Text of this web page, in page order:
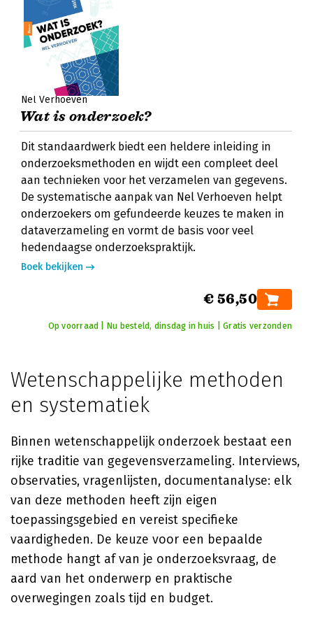
Nel Verhoeven
Wat is onderzoek?
Dit standaardwerk biedt een heldere inleiding in
onderzoeksmethoden en wijdt een compleet deel
aan technieken voor het verzamelen van gegevens.
De systematische aanpak van Nel Verhoeven helpt
onderzoekers om gefundeerde keuzes te maken in
dataverzameling en vormt de basis voor veel
hedendaagse onderzoekspraktijk.
Boek bekijken
€ 56,50
Op voorraad | Nu besteld, dinsdag in huis | Gratis verzonden
Wetenschappelijke methoden
en systematiek
Binnen wetenschappelijk onderzoek bestaat een
rijke traditie van gegevensverzameling. Interviews,
observaties, vragenlijsten, documentanalyse: elk
van deze methoden heeft zijn eigen
toepassingsgebied en vereist specifieke
vaardigheden. De keuze voor een bepaalde
methode hangt af van je onderzoeksvraag, de
aard van het onderwerp en praktische
overwegingen zoals tijd en budget.